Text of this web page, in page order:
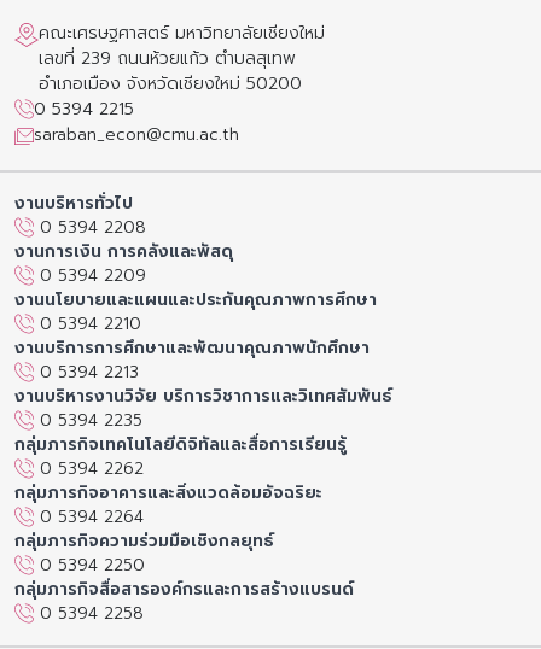
คณะเศรษฐศาสตร์ มหาวิทยาลัยเชียงใหม่
เลขที่ 239 ถนนห้วยแก้ว ตำบลสุเทพ
อำเภอเมือง จังหวัดเชียงใหม่ 50200
0 5394 2215
saraban_econ@cmu.ac.th
งานบริหารทั่วไป
0 5394 2208
งานการเงิน การคลังและพัสดุ
0 5394 2209
งานนโยบายและแผนและประกันคุณภาพการศึกษา
0 5394 2210
งานบริการการศึกษาและพัฒนาคุณภาพนักศึกษา
0 5394 2213
งานบริหารงานวิจัย บริการวิชาการและวิเทศสัมพันธ์
0 5394 2235
กลุ่มภารกิจเทคโนโลยีดิจิทัลและสื่อการเรียนรู้
0 5394 2262
กลุ่มภารกิจอาคารและสิ่งแวดล้อมอัจฉริยะ
0 5394 2264
กลุ่มภารกิจความร่วมมือเชิงกลยุทธ์
0 5394 2250
กลุ่มภารกิจสื่อสารองค์กรและการสร้างแบรนด์
0 5394 2258